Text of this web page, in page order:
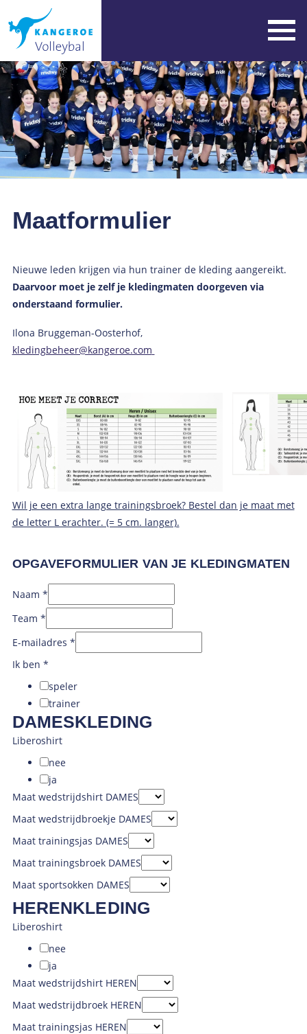
Maatformulier
Nieuwe leden krijgen via hun trainer de kleding aangereikt.
Daarvoor moet je zelf je kledingmaten doorgeven via
onderstaand formulier.
Ilona Bruggeman-Oosterhof,
kledingbeheer@kangeroe.com
Wil je een extra lange trainingsbroek? Bestel dan je maat met
de letter L erachter. (= 5 cm. langer).
OPGAVEFORMULIER VAN JE KLEDINGMATEN
Naam
Maat
Naam *
Team *
E-mailadres *
Ik ben *
speler
trainer
DAMESKLEDING
Liberoshirt
nee
ja
Maat wedstrijdshirt DAMES
Maat wedstrijdbroekje DAMES
Maat trainingsjas DAMES
Maat trainingsbroek DAMES
Maat sportsokken DAMES
HERENKLEDING
Liberoshirt
nee
ja
Maat wedstrijdshirt HEREN
Maat wedstrijdbroek HEREN
Maat trainingsjas HEREN